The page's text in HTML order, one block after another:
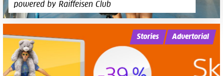
powered by Raiffeisen Club
Stories Advertorial